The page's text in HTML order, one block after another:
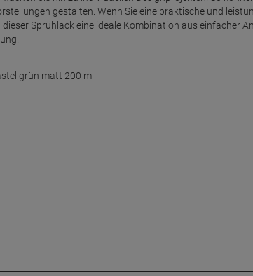
gestalten. Wenn Sie eine praktische und
Sprühlack eine ideale Kombination aus einfacher
matt 200 ml